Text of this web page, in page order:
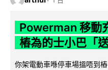
Powerman 移動
樁為的士小巴「送
你架電動車喺停車場搵唔到